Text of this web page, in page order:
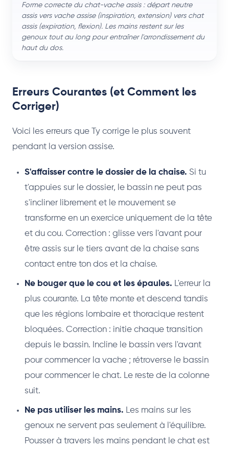
Forme correcte du chat-vache assis : départ neutre
assis vers vache assise (inspiration, extension) vers chat
assis (expiration, flexion). Les mains restent sur les
genoux tout au long pour entraîner l'arrondissement du
haut du dos.
Erreurs Courantes (et Comment les
Corriger)
Voici les erreurs que Ty corrige le plus souvent
pendant la version assise.
S'affaisser contre le dossier de la chaise. Si tu
t'appuies sur le dossier, le bassin ne peut pas
s'incliner librement et le mouvement se
transforme en un exercice uniquement de la tête
et du cou. Correction : glisse vers l'avant pour
être assis sur le tiers avant de la chaise sans
contact entre ton dos et la chaise.
Ne bouger que le cou et les épaules. L'erreur la
plus courante. La tête monte et descend tandis
que les régions lombaire et thoracique restent
bloquées. Correction : initie chaque transition
depuis le bassin. Incline le bassin vers l'avant
pour commencer la vache ; rétroverse le bassin
pour commencer le chat. Le reste de la colonne
suit.
Ne pas utiliser les mains. Les mains sur les
genoux ne servent pas seulement à l'équilibre.
Pousser à travers les mains pendant le chat est